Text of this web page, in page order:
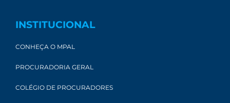
INSTITUCIONAL
CONHEÇA O MPAL
PROCURADORIA GERAL
COLÉGIO DE PROCURADORES